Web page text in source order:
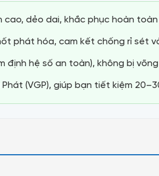
dẻo dai, khắc phục hoàn
phát hóa, cam kết chống rỉ sét
hệ số an toàn), không bị
(VGP), giúp bạn tiết kiệm